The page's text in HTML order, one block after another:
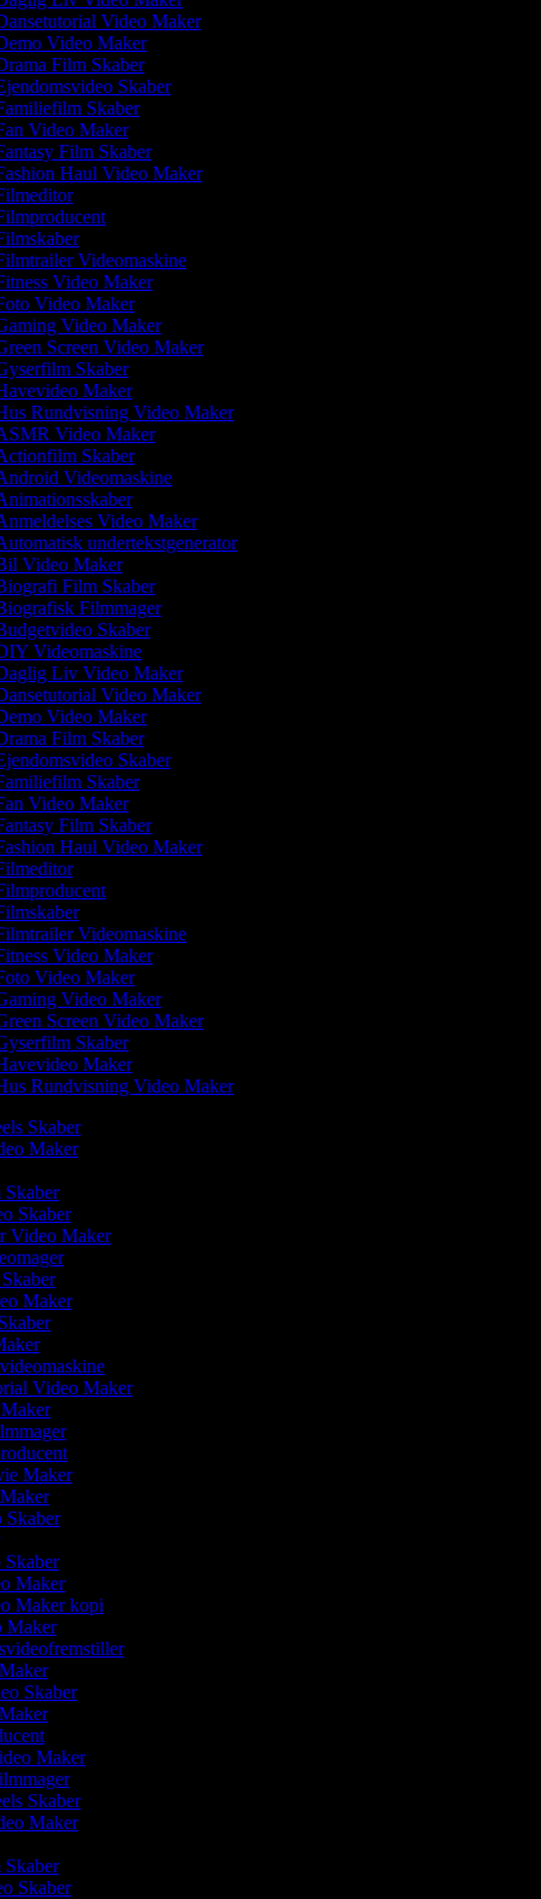
Video Maker
Video Maker
Film Skaber
Skaber
Skaber
Video Maker
Film Skaber
Haul Video Maker
Videomaskine
Video Maker
Video Maker
Video Maker
Screen Video Maker
Skaber
Maker
Rundvisning Video Maker
Video Maker
Skaber
Videomaskine
Video Maker
undertekstgenerator
Video Maker
Film Skaber
Filmmager
Skaber
Videomaskine
Liv Video Maker
Video Maker
Video Maker
Film Skaber
Skaber
Skaber
Video Maker
Film Skaber
Haul Video Maker
Videomaskine
Video Maker
Video Maker
Video Maker
Screen Video Maker
Skaber
Maker
Rundvisning Video Maker
Skaber
Maker
Skaber
Skaber
Video Maker
Maker
Video Maker
Maker
Skaber
Skaber
Maker
Maker kopi
Maker
Skaber
Maker
Skaber
Maker
Skaber
Skaber